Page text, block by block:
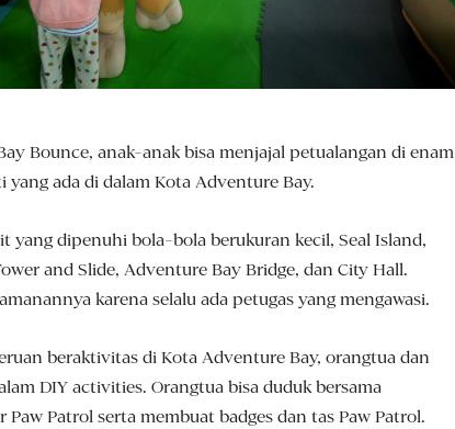
Bounce, anak-anak bisa menjajal petualangan di enam
yang ada di dalam Kota Adventure Bay.
yang dipenuhi bola-bola berukuran kecil, Seal Island,
and Slide, Adventure Bay Bridge, dan City Hall.
karena selalu ada petugas yang mengawasi.
beraktivitas di Kota Adventure Bay, orangtua dan
DIY activities. Orangtua bisa duduk bersama
Paw Patrol serta membuat badges dan tas Paw Patrol.